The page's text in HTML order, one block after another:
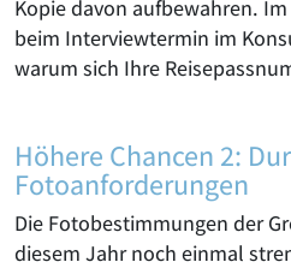
Kopie davon aufbewahren.
beim Interviewtermin im
warum sich Ihre
Höhere Chancen 2:
Fotoanforderungen
Die Fotobestimmungen der
diesem Jahr noch einmal